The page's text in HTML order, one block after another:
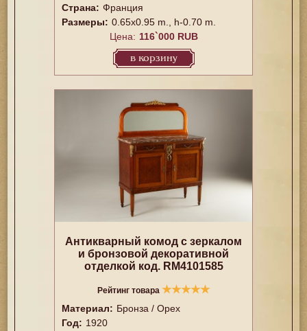
Страна: Франция
Размеры: 0.65x0.95 m., h-0.70 m.
Цена: 116`000 RUB
в корзину
Антикварный комод с зеркалом
и бронзовой декоративной
отделкой код. RM4101585
Рейтинг товара ★★★★★
Материал: Бронза / Орех
Год: 1920